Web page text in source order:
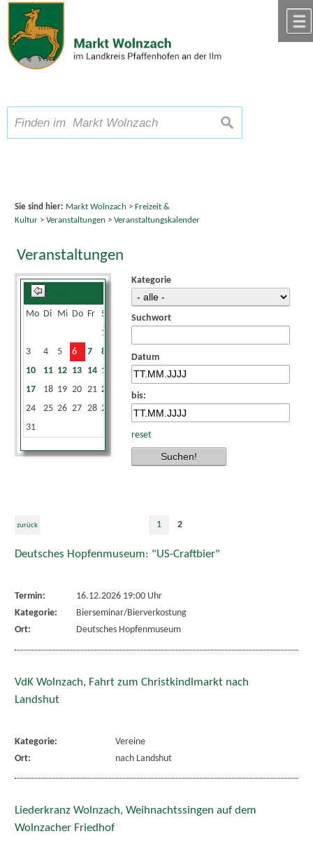
Zum Inhalt,zur Navigation
Schriftgröße A A A suchen
Sie sind hier: Markt Wolnzach > Freizeit &
Kultur> Veranstaltungen > Veranstaltungskalender
Veranstaltungen
Mo Di Mi Do Fr Sa
1
3
4 5 6 7 8
10
11 12 13 14 15
17
18 19 20 21 22
24
25 26 27 28 29
31
Kategorie
Suchwort
Datum
bis:
reset
zurück 1 2
Deutsches Hopfenmuseum: "US-Craftbier"
Termin:
16.12.2026 19:00 Uhr
Kategorie:
Bierseminar/Bierverkostung
Ort:
Deutsches Hopfenmuseum
VdK Wolnzach, Fahrt zum Christkindlmarkt nach
Landshut
Kategorie:
Vereine
Ort:
nach Landshut
Liederkranz Wolnzach, Weihnachtssingen auf dem
Wolnzacher Friedhof